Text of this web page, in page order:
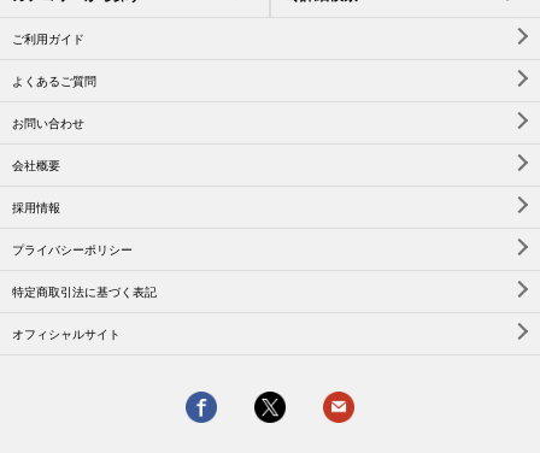
ご利用ガイド
よくあるご質問
お問い合わせ
会社概要
採用情報
プライバシーポリシー
特定商取引法に基づく表記
オフィシャルサイト